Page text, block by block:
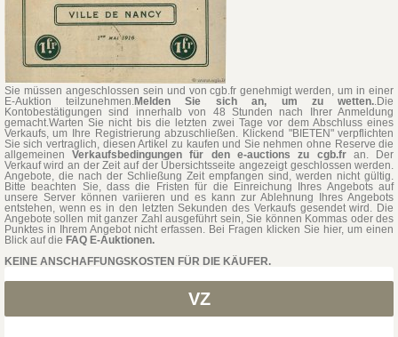
Sie müssen angeschlossen sein und von cgb.fr genehmigt werden, um in einer
E-Auktion teilzunehmen.Melden Sie sich an, um zu wetten. .Die
Kontobestätigungen sind innerhalb von 48 Stunden nach Ihrer Anmeldung
gemacht.Warten Sie nicht bis die letzten zwei Tage vor dem Abschluss eines
Verkaufs, um Ihre Registrierung abzuschließen. Klickend "BIETEN" verpflichten
Sie sich vertraglich, diesen Artikel zu kaufen und Sie nehmen ohne Reserve die
allgemeinenVerkaufsbedingungen für den e-auctions zu cgb.fran. Der
Verkauf wird an der Zeit auf der Übersichtsseite angezeigt geschlossen werden.
Angebote, die nach der Schließung Zeit empfangen sind, werden nicht gültig.
Bitte beachten Sie, dass die Fristen für die Einreichung Ihres Angebots auf
unsere Server können variieren und es kann zur Ablehnung Ihres Angebots
entstehen, wenn es in den letzten Sekunden des Verkaufs gesendet wird. Die
Angebote sollen mit ganzer Zahl ausgeführt sein, Sie können Kommas oder des
Punktes in Ihrem Angebot nicht erfassen. Bei Fragen klicken Sie hier, um einen
Blick auf die FAQ E-Auktionen.
KEINE ANSCHAFFUNGSKOSTEN FÜR DIE KÄUFER.
VZ